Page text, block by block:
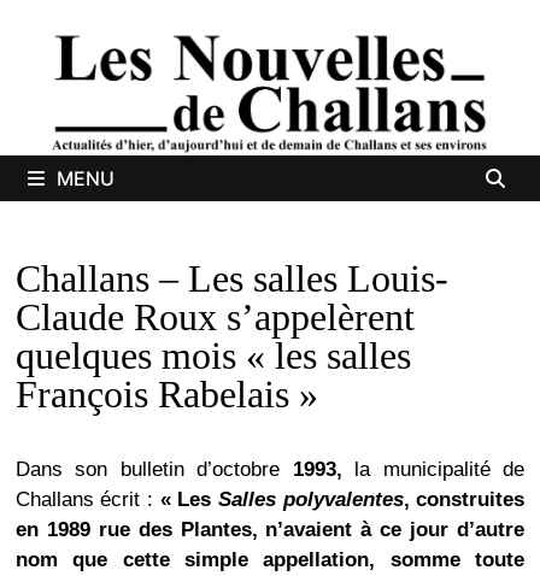
MENU
Challans – Les salles Louis-
Claude Roux s’appelèrent
quelques mois « les salles
François Rabelais »
Dans son bulletin d’octobre 1993, la municipalité de
Challans écrit : « Les Salles polyvalentes, construites
en 1989 rue des Plantes, n’avaient à ce jour d’autre
nom que cette simple appellation, somme toute